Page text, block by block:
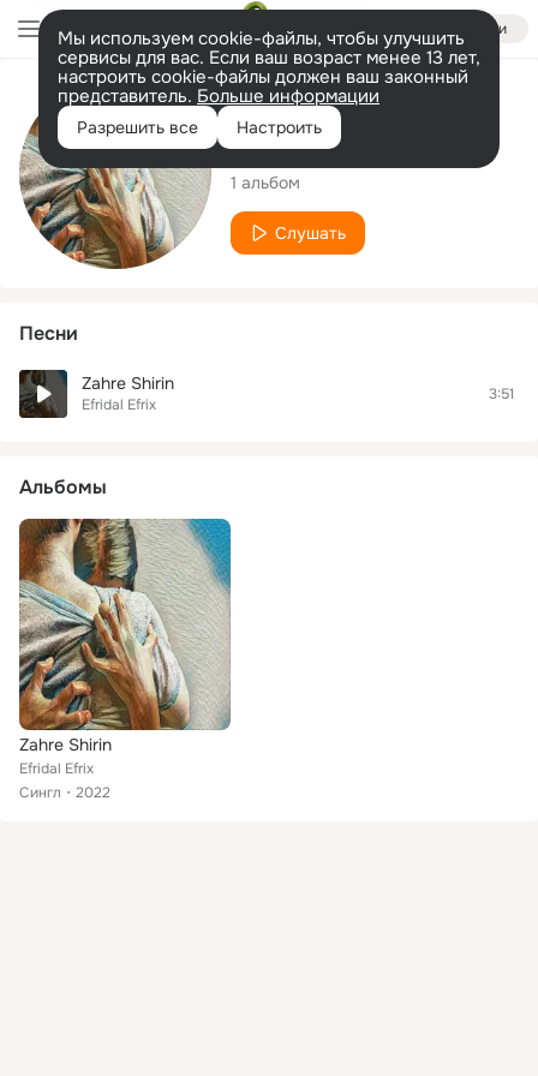
Войти
Мы используем cookie-файлы, чтобы улучшить
сервисы для вас. Если ваш возраст менее 13 лет,
настроить cookie-файлы должен ваш законный
представитель. Больше информации
Разрешить все Настроить
Исполнитель
Efridal Efrix
1 альбом
Слушать
Песни
Zahre Shirin
Efridal Efrix
3:51
Альбомы
Zahre Shirin
Efridal Efrix
Сингл
2022